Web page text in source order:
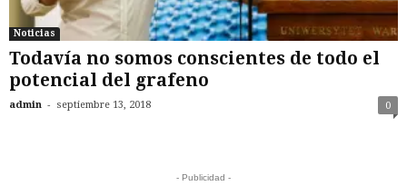
Noticias
Todavía no somos conscientes de todo el
potencial del grafeno
admin - septiembre 13, 2018 0
- Publicidad -